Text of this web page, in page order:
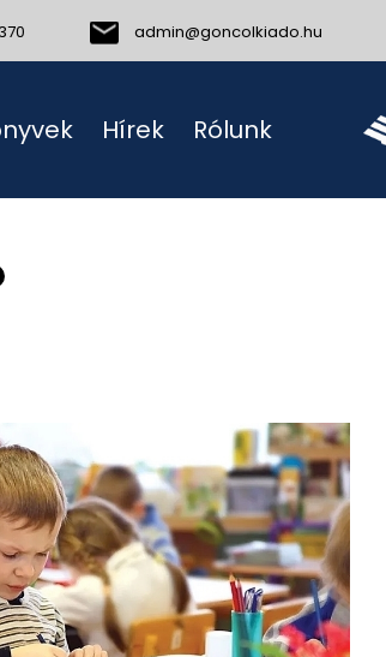
admin@goncolkiado.hu
Hírek Rólunk